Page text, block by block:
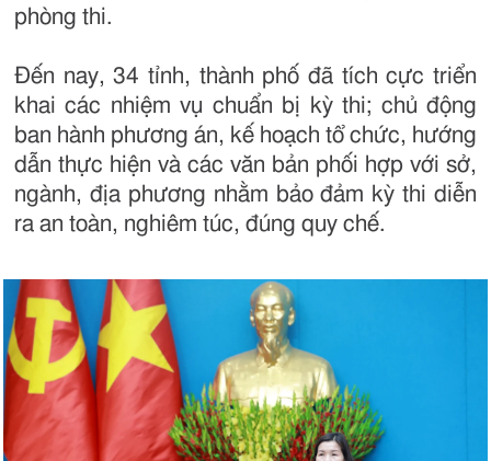
phòng thi.
Đến nay, 34 tỉnh, thành phố đã tích cực triển
khai các nhiệm vụ chuẩn bị kỳ thi; chủ động
ban hành phương án, kế hoạch tổ chức, hướng
dẫn thực hiện và các văn bản phối hợp với sở,
ngành, địa phương nhằm bảo đảm kỳ thi diễn
ra an toàn, nghiêm túc, đúng quy chế.